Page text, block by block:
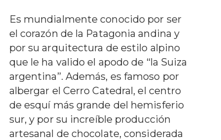
Es mundialmente conocido por ser
el corazón de la Patagonia andina y
por su arquitectura de estilo alpino
que le ha valido el apodo de “la Suiza
argentina”. Además, es famoso por
albergar el Cerro Catedral, el centro
de esquí más grande del hemisferio
sur, y por su increíble producción
artesanal de chocolate, considerada